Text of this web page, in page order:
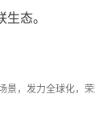
生态。